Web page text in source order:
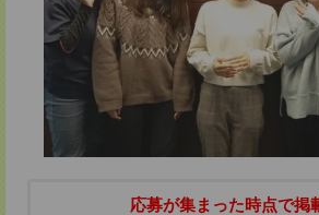
応募が集まった時点で掲